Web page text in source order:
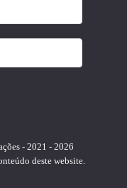
- 2021 - 2026
deste website.